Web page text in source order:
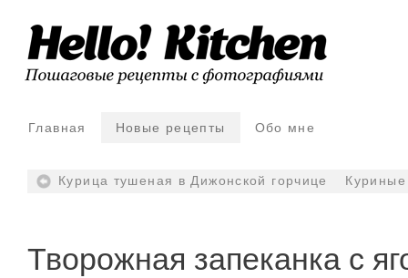
Главная Новые рецепты Обо мне
Курица тушеная в Дижонской горчице
Творожная запеканка с